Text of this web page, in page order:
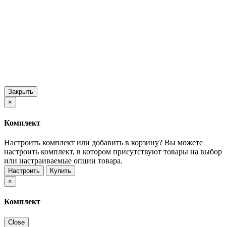
Закрыть
×
Комплект
Настроить комплект или добавить в корзину? Вы можете
настроить комплект, в котором присутствуют товары на выбор
или настраиваемые опции товара.
Настроить
Купить
×
Комплект
Close